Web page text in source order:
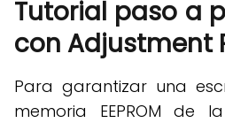
Tutorial paso a
con Adjustment
Para garantizar una
memoria EEPROM de